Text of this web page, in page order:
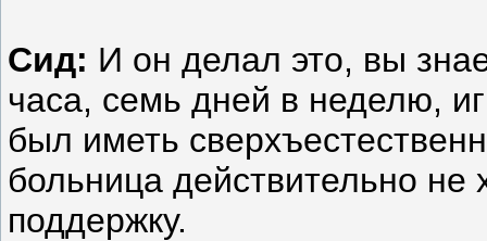
Сид: И он делал это, вы
часа, семь дней в неделю,
был иметь
больница действительно
поддержку.